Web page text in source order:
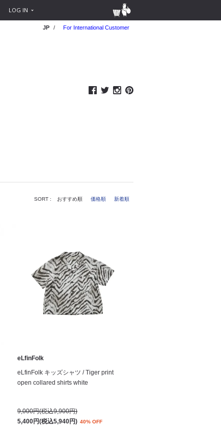
LOG IN
JP / For International Customer
SORT : おすすめ順 価格順 新着順
eLfinFolk
eLfinFolk キッズシャツ / Tiger print
open collared shirts white
9,000円(税込9,900円)
5,400円(税込5,940円) 40% OFF